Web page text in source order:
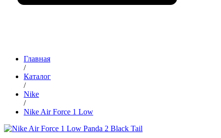
Главная
/
Каталог
/
Nike
/
Nike Air Force 1 Low